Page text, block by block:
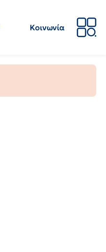
Κοινωνία